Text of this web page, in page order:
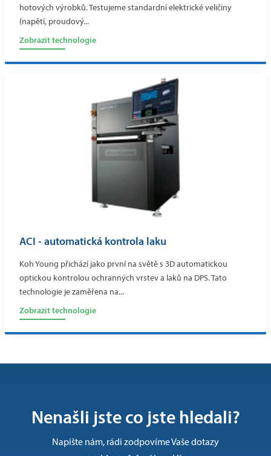
hotových výrobků. Testujeme standardní elektrické veličiny
(napětí, proudový...
Zobrazit technologie
ACI - automatická kontrola laku
Koh Young přichází jako první na světě s 3D automatickou
optickou kontrolou ochranných vrstev a laků na DPS. Tato
technologie je zaměřena na...
Zobrazit technologie
Nenašli jste co jste hledali?
Napište nám, rádi zodpovíme Vaše dotazy